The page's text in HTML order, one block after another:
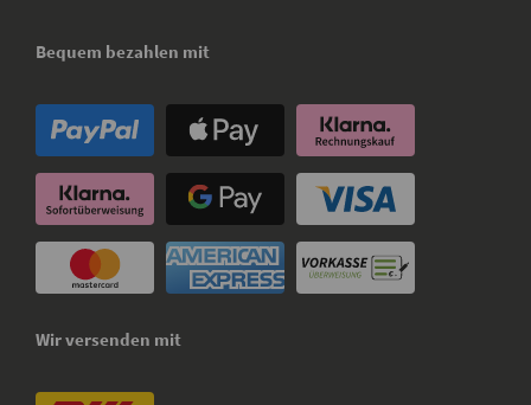
Bequem bezahlen mit
Wir versenden mit